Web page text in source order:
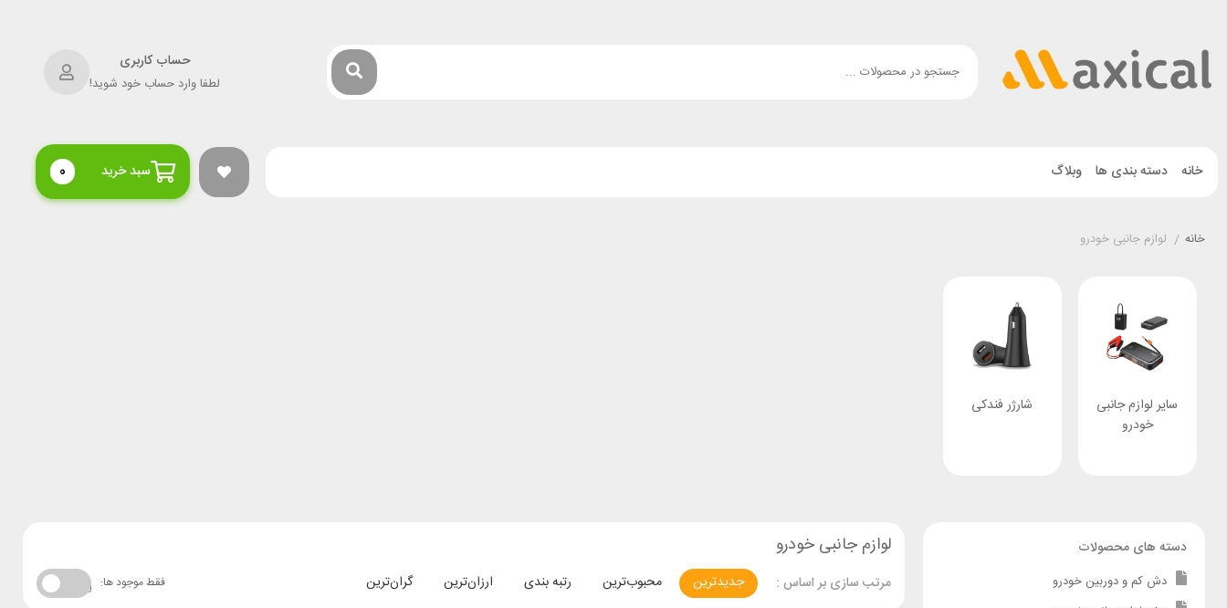
حساب کاربری
لطفا وارد حساب خود شوید!
خانه دسته بندی ها وبلاگ سبد خرید 0
خانه / لوازم جانبی خودرو
سایر لوازم جانبی
خودرو
شارژر فندکی
لوازم جانبی خودرو
مرتب سازی بر اساس : جدیدترین محبوب‌ترین رتبه بندی ارزان‌ترین گران‌ترین فقط موجود ها:
دسته های محصولات
دش کم و دوربین خودرو